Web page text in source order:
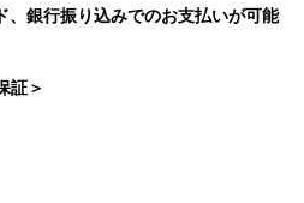
銀行振り込みでのお支払いが可能
証＞